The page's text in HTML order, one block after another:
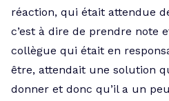
réaction, qui était attendue
c’est à dire de prendre note
collègue qui était en
être, attendait une solution
donner et donc qu’il a un